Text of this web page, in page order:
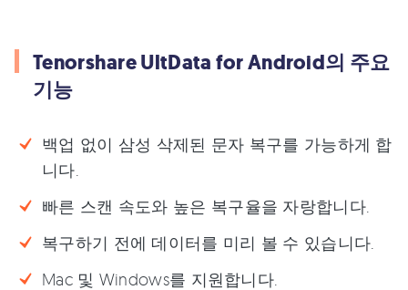
Tenorshare UltData for Android의 주요
기능
백업 없이 삼성 삭제된 문자 복구를 가능하게 합
니다.
빠른 스캔 속도와 높은 복구율을 자랑합니다.
복구하기 전에 데이터를 미리 볼 수 있습니다.
Mac 및 Windows를 지원합니다.